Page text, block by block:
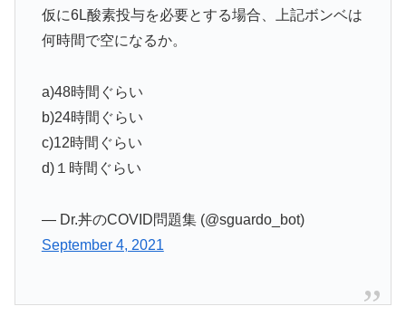
仮に6L酸素投与を必要とする場合、上記ボンベは
何時間で空になるか。
a)48時間ぐらい
b)24時間ぐらい
c)12時間ぐらい
d)１時間ぐらい
— Dr.丼のCOVID問題集 (@sguardo_bot)
September 4, 2021